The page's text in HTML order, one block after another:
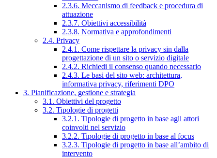
2.3.6. Meccanismo di feedback e procedura di
attuazione
2.3.7. Obiettivi accessibilità
2.3.8. Normativa e approfondimenti
2.4. Privacy
2.4.1. Come rispettare la privacy sin dalla
progettazione di un sito o servizio digitale
2.4.2. Richiedi il consenso quando necessario
2.4.3. Le basi del sito web: architettura,
informativa privacy, riferimenti DPO
3. Pianificazione, gestione e strategia
3.1. Obiettivi del progetto
3.2. Tipologie di progetti
3.2.1. Tipologie di progetto in base agli attori
coinvolti nel servizio
3.2.2. Tipologie di progetto in base al focus
3.2.3. Tipologie di progetto in base all’ambito di
intervento